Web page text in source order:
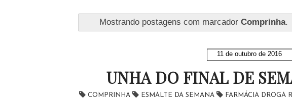
Mostrando postagens com marcador Comprinha.
11 de outubro de 2016
UNHA DO FINAL DE
COMPRINHA ESMALTE DA SEMANA FARMÁCIA DROGA